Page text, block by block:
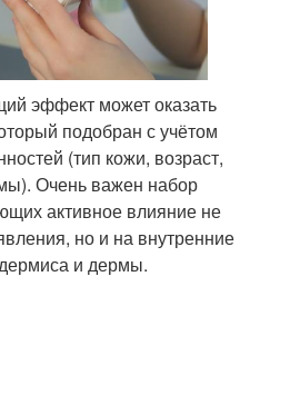
эффект может оказать
подобран с учётом
(тип кожи, возраст,
Очень важен набор
активное влияние не
но и на внутренние
и дермы.